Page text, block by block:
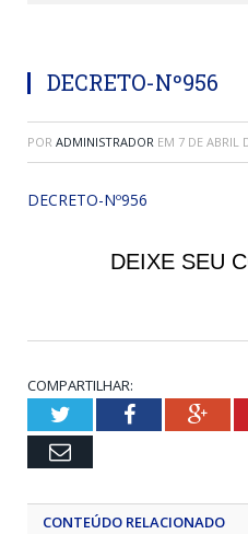
DECRETO-Nº956
POR ADMINISTRADOR EM 7 DE ABRIL
DECRETO-Nº956
DEIXE SEU
COMPARTILHAR:
TwitterFacebook
Email
CONTEÚDO RELACIONADO